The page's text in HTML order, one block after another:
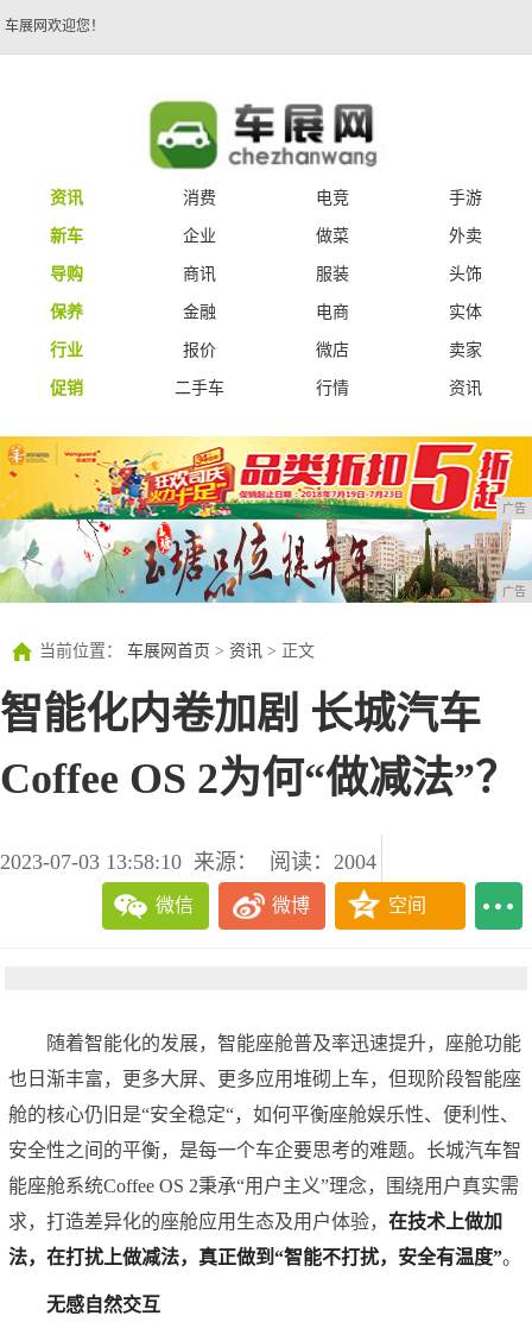
车展网欢迎您！
资讯 消费 电竞
手游
新车
企业 做菜
外卖
导购
商讯 服装
头饰
保养
金融 电商
实体
行业
报价 微店
卖家
促销
二手车 行情 资讯
广告
广告
当前位置： 车展网首页 > 资讯 > 正文
智能化内卷加剧 长城汽车
Coffee OS 2为何“做减法”？
2023-07-03 13:58:10 来源： 阅读：2004
微信 微博 空间
随着智能化的发展，智能座舱普及率迅速提升，座舱功能
也日渐丰富，更多大屏、更多应用堆砌上车，但现阶段智能座
舱的核心仍旧是“安全稳定“，如何平衡座舱娱乐性、便利性、
安全性之间的平衡，是每一个车企要思考的难题。长城汽车智
能座舱系统Coffee OS 2秉承“用户主义”理念，围绕用户真实需
求，打造差异化的座舱应用生态及用户体验，在技术上做加
法，在打扰上做减法，真正做到“智能不打扰，安全有温度”。
无感自然交互